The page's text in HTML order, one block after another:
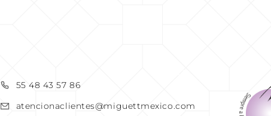
55 48 43 57 86
atencionaclientes@miguettmexico.com